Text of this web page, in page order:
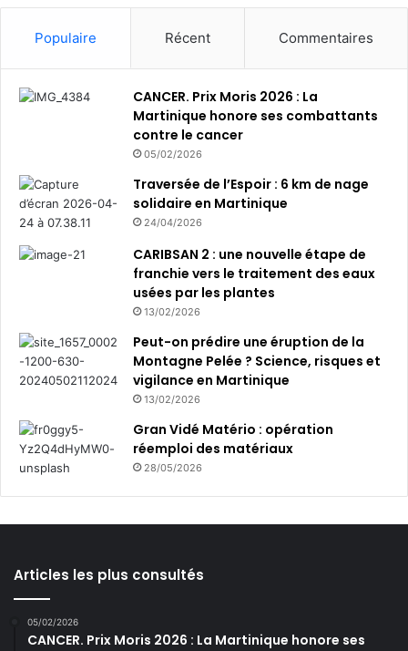
Populaire Récent Commentaires
CANCER. Prix Moris 2026 : La
Martinique honore ses combattants
contre le cancer
05/02/2026
Traversée de l’Espoir : 6 km de nage
solidaire en Martinique
24/04/2026
CARIBSAN 2 : une nouvelle étape de
franchie vers le traitement des eaux
usées par les plantes
13/02/2026
Peut-on prédire une éruption de la
Montagne Pelée ? Science, risques et
vigilance en Martinique
13/02/2026
Gran Vidé Matério : opération
réemploi des matériaux
28/05/2026
Articles les plus consultés
05/02/2026
CANCER. Prix Moris 2026 : La Martinique honore ses